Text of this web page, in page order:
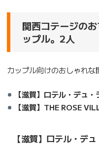
関西コテージの
ップル。2人
カップル向けのおしゃれな
【滋賀】ロテル・デュ・
【滋賀】THE ROSE
【滋賀】ロテル・デ